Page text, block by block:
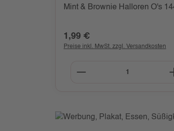
Mint & Brownie Halloren O's
Regulärer Preis:
1,99 €
Preise inkl. MwSt. zzgl. Versandkosten
Produkt Anzahl: